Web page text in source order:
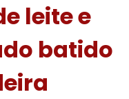
leite e
batido